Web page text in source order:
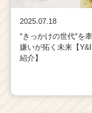
2025.07.18
”きっかけの世代”を
嫌いが拓く未来【
紹介】